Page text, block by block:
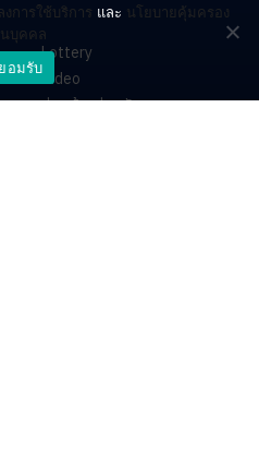
Lottery
Video
ร่วมด้วยช่วยกัน
การใช้บริการ และ นโยบายคุ้มครอง
บุคคล
ยอมรับ